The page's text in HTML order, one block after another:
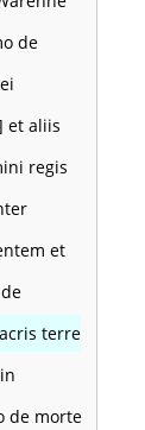
de
et aliis
regis
et
terre
in
de morte